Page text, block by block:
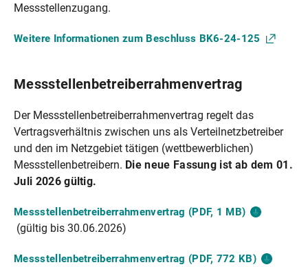
Messstellenzugang.
Weitere Informationen zum Beschluss BK6-24-125
Messstellenbetreiberrahmenvertrag
Der Messstellenbetreiberrahmenvertrag regelt das
Vertragsverhältnis zwischen uns als Verteilnetzbetreiber
und den im Netzgebiet tätigen (wettbewerblichen)
Messstellenbetreibern. Die neue Fassung ist ab dem 01.
Juli 2026 gültig.
Messstellenbetreiberrahmenvertrag (PDF, 1 MB)
(gültig bis 30.06.2026)
Messstellenbetreiberrahmenvertrag (PDF, 772 KB)